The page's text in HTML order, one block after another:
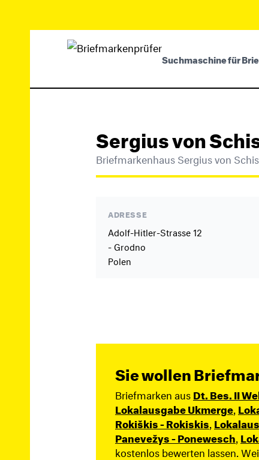
Suchmaschine für
Sergius von
Briefmarkenhaus Sergius von
ADRESSE
Adolf-Hitler-Strasse 12
- Grodno
Polen
Sie wollen
Briefmarken ausDt. Bes. II
Lokalausgabe Ukmerge
Rokiškis - Rokiskis
Panevežys - Ponewesch
kostenlos bewerten lassen.